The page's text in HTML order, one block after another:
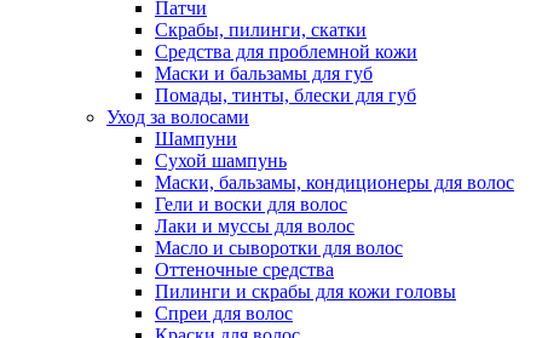
Патчи
Скрабы, пилинги, скатки
Средства для проблемной кожи
Маски и бальзамы для губ
Помады, тинты, блески для губ
Уход за волосами
Шампуни
Сухой шампунь
Маски, бальзамы, кондиционеры для волос
Гели и воски для волос
Лаки и муссы для волос
Масло и сыворотки для волос
Оттеночные средства
Пилинги и скрабы для кожи головы
Спреи для волос